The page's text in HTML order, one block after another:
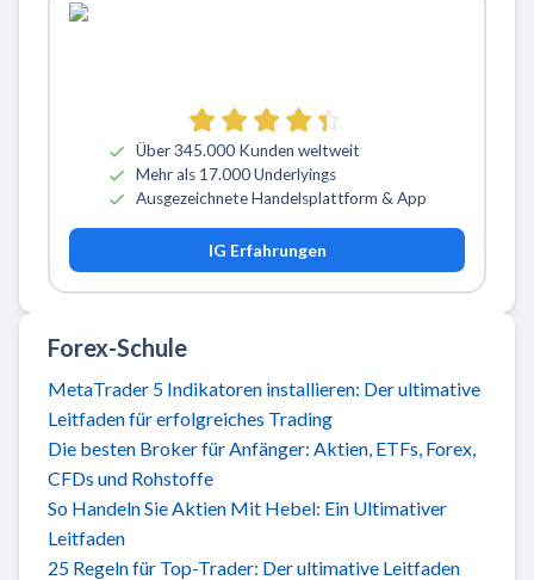
Über 345.000 Kunden weltweit
Mehr als 17.000 Underlyings
Ausgezeichnete Handelsplattform & App
IG Erfahrungen
Forex-Schule
MetaTrader 5 Indikatoren installieren: Der ultimative
Leitfaden für erfolgreiches Trading
Die besten Broker für Anfänger: Aktien, ETFs, Forex,
CFDs und Rohstoffe
So Handeln Sie Aktien Mit Hebel: Ein Ultimativer
Leitfaden
25 Regeln für Top-Trader: Der ultimative Leitfaden